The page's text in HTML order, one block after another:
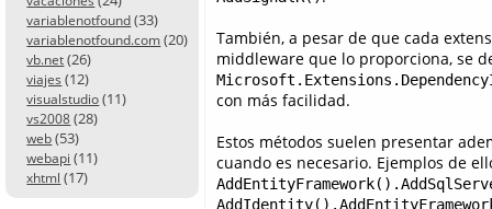
variablenotfound (33)
variablenotfound.com (20)
vb.net (26)
viajes (12)
visualstudio (11)
vs2008 (28)
web (53)
webapi (11)
xhtml (17)
También, a pesar de que cada
middleware que lo proporciona, se
con más facilidad.
Estos métodos suelen presentar
cuando es necesario. Ejemplos de